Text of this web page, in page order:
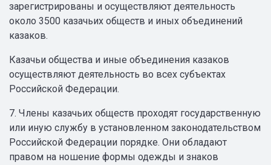
зарегистрированы и осуществляют деятельность
около 3500 казачьих обществ и иных объединений
казаков.
Казачьи общества и иные объединения казаков
осуществляют деятельность во всех субъектах
Российской Федерации.
7. Члены казачьих обществ проходят государственную
или иную службу в установленном законодательством
Российской Федерации порядке. Они обладают
правом на ношение формы одежды и знаков